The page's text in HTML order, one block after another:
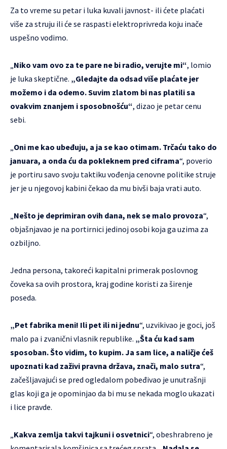
Za to vreme su petar i luka kuvali javnost- ili ćete plaćati
više za struju ili će se raspasti elektroprivreda koju inače
uspešno vodimo.
„Niko vam ovo za te pare ne bi radio, verujte mi“, lomio
je luka skeptične. „Gledajte da odsad više plaćate jer
možemo i da odemo. Suvim zlatom bi nas platili sa
ovakvim znanjem i sposobnošću“, dizao je petar cenu
sebi.
„Oni me kao ubeđuju, a ja se kao otimam. Trčaću tako do
januara, a onda ću da pokleknem pred ciframa“, poverio
je portiru savo svoju taktiku vođenja cenovne politike struje
jer je u njegovoj kabini čekao da mu bivši baja vrati auto.
„Nešto je deprimiran ovih dana, nek se malo provoza“,
objašnjavao je na portirnici jedinoj osobi koja ga uzima za
ozbiljno.
Jedna persona, takoreći kapitalni primerak poslovnog
čoveka sa ovih prostora, kraj godine koristi za širenje
poseda.
„Pet fabrika meni! Ili pet ili ni jednu“, uzvikivao je goci, još
malo pa i zvanični vlasnik republike. „Šta ću kad sam
sposoban. Što vidim, to kupim. Ja sam lice, a naličje ćeš
upoznati kad zaživi pravna država, znači, malo sutra“,
začešljavajući se pred ogledalom pobeđivao je unutrašnji
glas koji ga je opominjao da bi mu se nekada moglo ukazati
i lice pravde.
„Kakva zemlja takvi tajkuni i osvetnici“, obeshrabreno je